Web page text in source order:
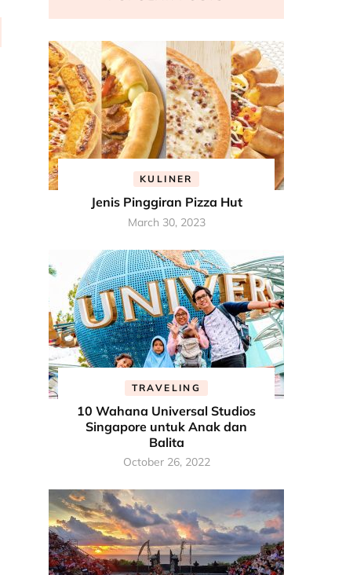
KULINER
Jenis Pinggiran Pizza Hut
March 30, 2023
TRAVELING
10 Wahana Universal Studios
Singapore untuk Anak dan
Balita
October 26, 2022